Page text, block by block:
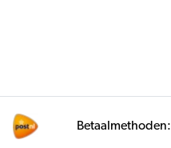
Betaalmethoden: